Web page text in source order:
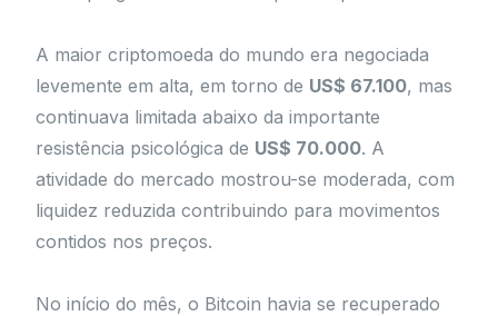
A maior criptomoeda do mundo era negociada
levemente em alta, em torno de US$ 67.100, mas
continuava limitada abaixo da importante
resistência psicológica de US$ 70.000. A
atividade do mercado mostrou-se moderada, com
liquidez reduzida contribuindo para movimentos
contidos nos preços.
No início do mês, o Bitcoin havia se recuperado